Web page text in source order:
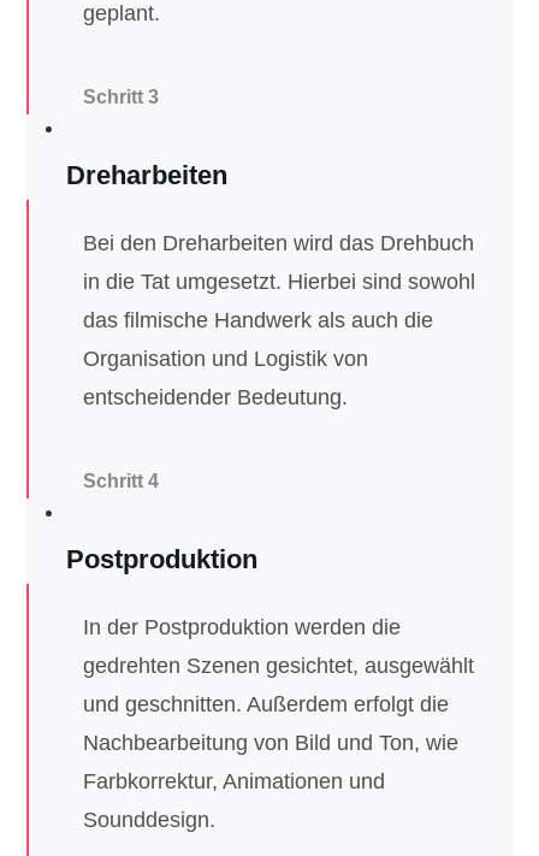
geplant.
Schritt 3
Dreharbeiten
Bei den Dreharbeiten wird das Drehbuch
in die Tat umgesetzt. Hierbei sind sowohl
das filmische Handwerk als auch die
Organisation und Logistik von
entscheidender Bedeutung.
Schritt 4
Postproduktion
In der Postproduktion werden die
gedrehten Szenen gesichtet, ausgewählt
und geschnitten. Außerdem erfolgt die
Nachbearbeitung von Bild und Ton, wie
Farbkorrektur, Animationen und
Sounddesign.